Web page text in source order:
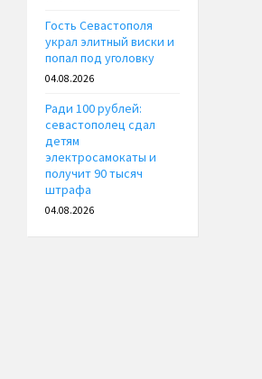
Гость Севастополя
украл элитный виски и
попал под уголовку
04.08.2026
Ради 100 рублей:
севастополец сдал
детям
электросамокаты и
получит 90 тысяч
штрафа
04.08.2026